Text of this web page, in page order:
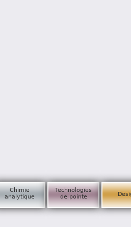
Chimie
analytique
Technologies
de pointe